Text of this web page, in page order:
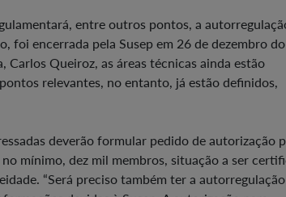
entre outros pontos, a
foi encerrada pela Susep em 26 de dezembro
Queiroz, as áreas técnicas ainda estão
relevantes, no entanto, já estão definidos,
deverão formular pedido de autorização
mínimo, dez mil membros, situação a ser
“Será preciso também ter a